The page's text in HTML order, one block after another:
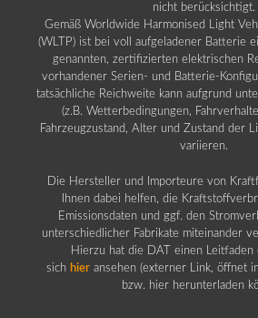
nicht berücksichtigt.
Gemäß Worldwide Harmonised Light
(WLTP) ist bei voll aufgeladener Batterie
genannten, zertifizierten elektrischen
vorhandener Serien- und Batterie-
tatsächliche Reichweite kann aufgrund
(z.B. Wetterbedingungen,
Fahrzeugzustand, Alter und Zustand der
variieren.
Die Hersteller und Importeure von
Ihnen dabei helfen, die
Emissionsdaten und ggf. den
unterschiedlicher Fabrikate miteinander
Hierzu hat die DAT einen Leitfaden
sich hier ansehen (externer Link, öffnet
bzw. hier herunterladen